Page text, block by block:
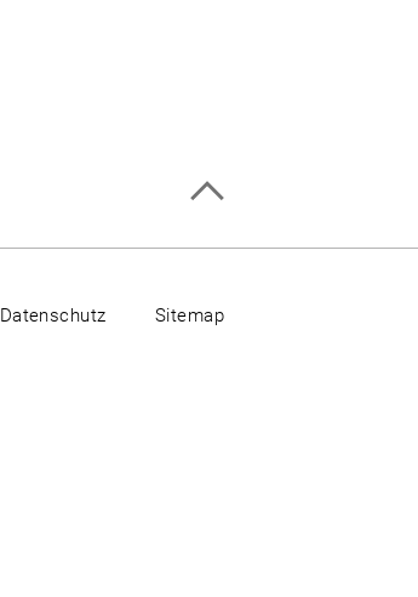
Datenschutz Sitemap